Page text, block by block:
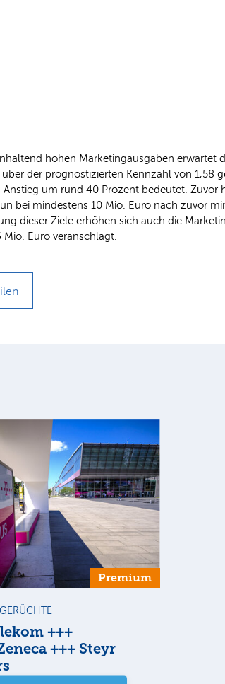
hohen Marketingausgaben erwartet
der prognostizierten Kennzahl von 1,58
um rund 40 Prozent bedeutet. Zuvor
bei mindestens 10 Mio. Euro nach zuvor
dieser Ziele erhöhen sich auch die
Euro veranschlagt.
Premium
+++
+++ Steyr